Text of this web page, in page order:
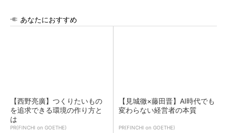
あなたにおすすめ
【西野亮廣】つくりたいもの
を追求できる環境の作り方と
は
PR(FINCHI on GOETHE)
【見城徹×藤田晋】AI時代でも
変わらない経営者の本質
PR(FINCHI on GOETHE)